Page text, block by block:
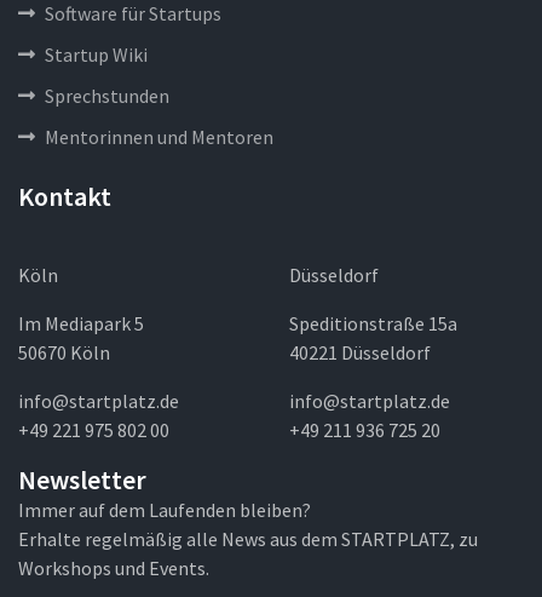
Software für Startups
Startup Wiki
Sprechstunden
Mentorinnen und Mentoren
Kontakt
Köln
Im Mediapark 5
50670 Köln
info@startplatz.de
+49 221 975 802 00
Düsseldorf
Speditionstraße 15a
40221 Düsseldorf
info@startplatz.de
+49 211 936 725 20
Newsletter
Immer auf dem Laufenden bleiben?
Erhalte regelmäßig alle News aus dem STARTPLATZ, zu
Workshops und Events.